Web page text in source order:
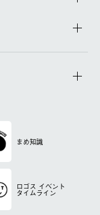
まめ知識
ロゴス イベント
タイムライン